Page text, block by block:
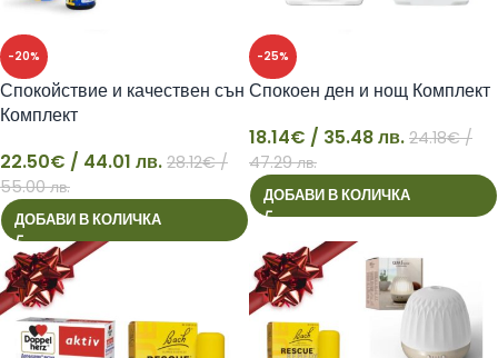
-20%
22
Спокойствие и качествен сън
Комплект
22.50€ / 44.01 лв. 28.12€/
55.00 лв.
ДОБАВИ В КОЛИЧКА
-25%
18
Спокоен ден и нощ Комплект
18.14€ / 35.48 лв. 24.18€/
47.29 лв.
ДОБАВИ В КОЛИЧКА